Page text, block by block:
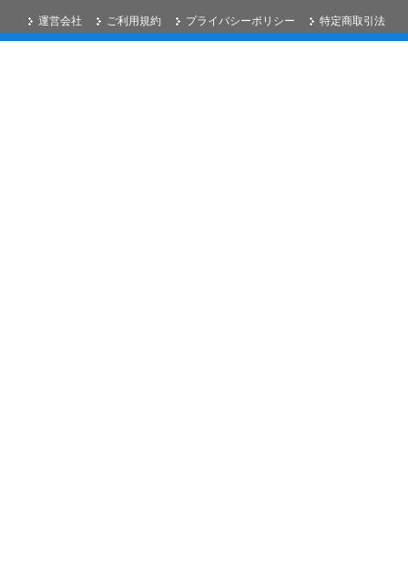
特定商取引法
プライバシーポリシー
ご利用規約
運営会社